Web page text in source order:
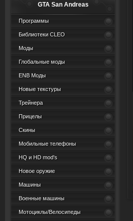
GTA San Andreas
Программы
Библиотеки CLEO
Моды
Глобальные моды
ENB Моды
Новые текстуры
Трейнера
Прицелы
Скины
Мобильные телефоны
HQ и HD mod's
Новое оружие
Машины
Военные машины
Мотоциклы/Велосипеды